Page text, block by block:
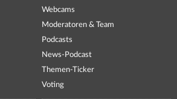
Webcams
Moderatoren & Team
Podcasts
News-Podcast
Themen-Ticker
Voting